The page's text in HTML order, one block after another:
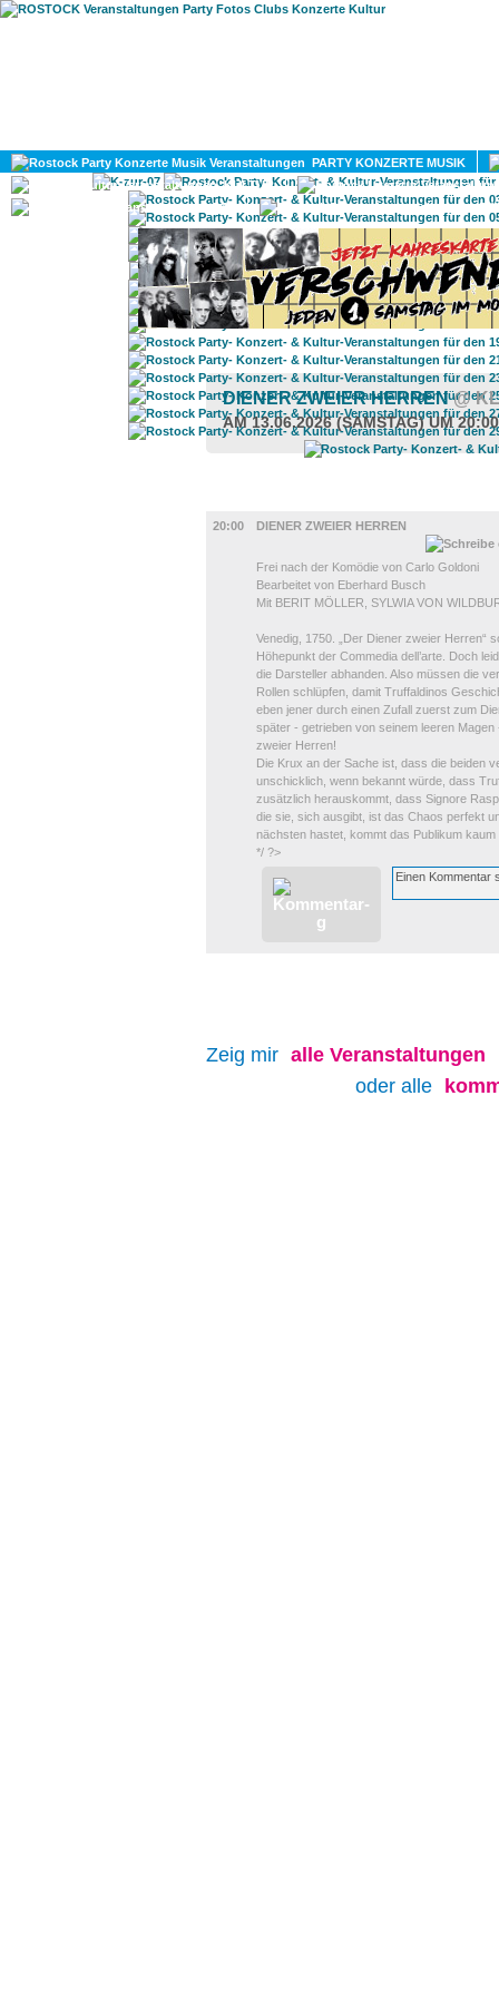
PARTY KONZERTE MUSIK
KULTUR
GAY
DIENER ZWEIER HERREN@
AM 13.06.2026 (SAMSTAG) UM
20:00
DIENER ZWEIER HERREN
Frei nach der Komödie von Carlo Goldoni
Bearbeitet von Eberhard Busch
Mit BERIT MÖLLER, SYLWIA VON
Venedig, 1750. „Der Diener zweier Herren“
Höhepunkt der Commedia dell’arte. Doch
die Darsteller abhanden. Also müssen die
Rollen schlüpfen, damit Truffaldinos
eben jener durch einen Zufall zuerst zum
später - getrieben von seinem leeren
zweier Herren!
Die Krux an der Sache ist, dass die beiden
unschicklich, wenn bekannt würde, dass
zusätzlich herauskommt, dass Signore
die sie, sich ausgibt, ist das Chaos perfekt
nächsten hastet, kommt das Publikum
*/ ?>
Zeig mir alle Veranstaltungen
oder alle